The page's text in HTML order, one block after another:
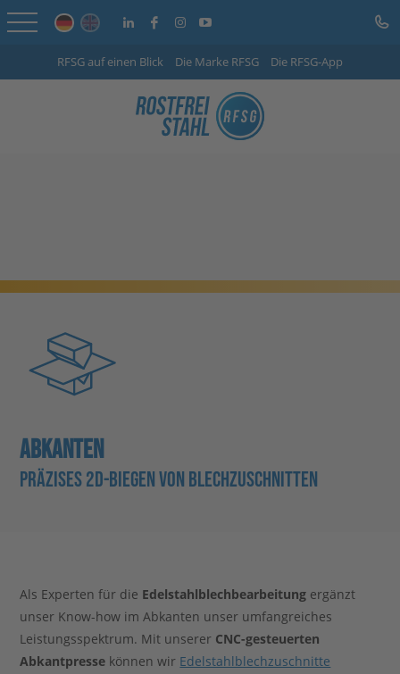
Startseite
Info-Center
Karriere
Kontakt
RFSG auf einen Blick Die Marke RFSG Die RFSG-App
ABKANTEN
PRÄZISES 2D-BIEGEN VON BLECHZUSCHNITTEN
Als Experten für die Edelstahlblechbearbeitung ergänzt
unser Know-how im Abkanten unser umfangreiches
Leistungsspektrum. Mit unserer CNC-gesteuerten
Abkantpresse können wir Edelstahlblechzuschnitte